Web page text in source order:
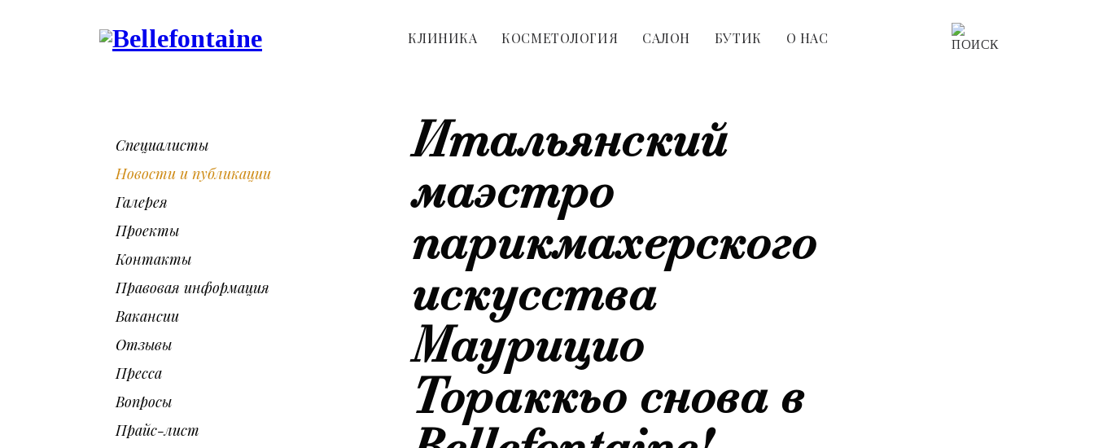
КЛИНИКА КОСМЕТОЛОГИЯ САЛОН БУТИК О НАС
Специалисты
Новости и публикации
Галерея
Проекты
Контакты
Правовая информация
Вакансии
Отзывы
Пресса
Вопросы
Прайс-лист
Итальянский
маэстро
парикмахерского
искусства
Маурицио
Тораккьо снова в